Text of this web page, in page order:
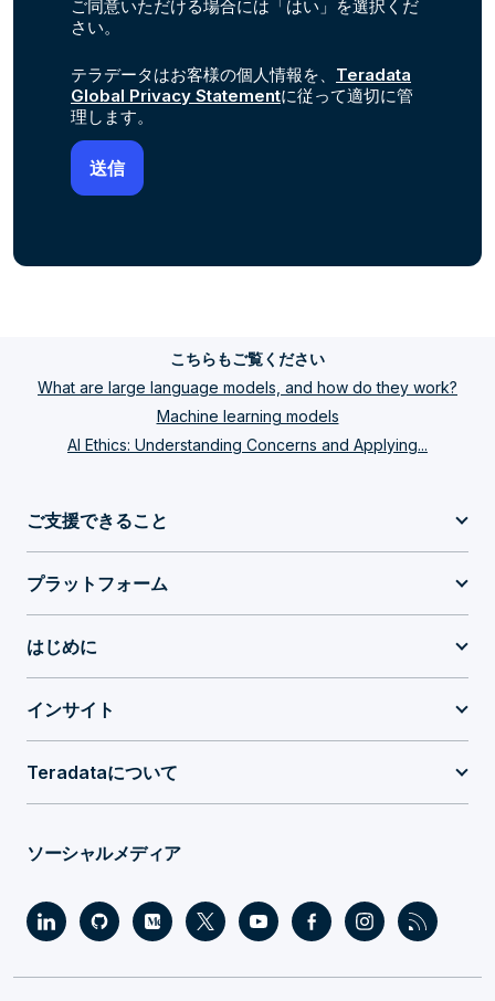
ご同意いただける場合には「はい」を選択くだ
さい。
テラデータはお客様の個人情報を、 Teradata
Global Privacy Statementに従って適切に管
理します。
こちらもご覧ください
What are large language models, and how do they work?
Machine learning models
AI Ethics: Understanding Concerns and Applying...
ご支援できること
プラットフォーム
はじめに
インサイト
Teradataについて
ソーシャルメディア